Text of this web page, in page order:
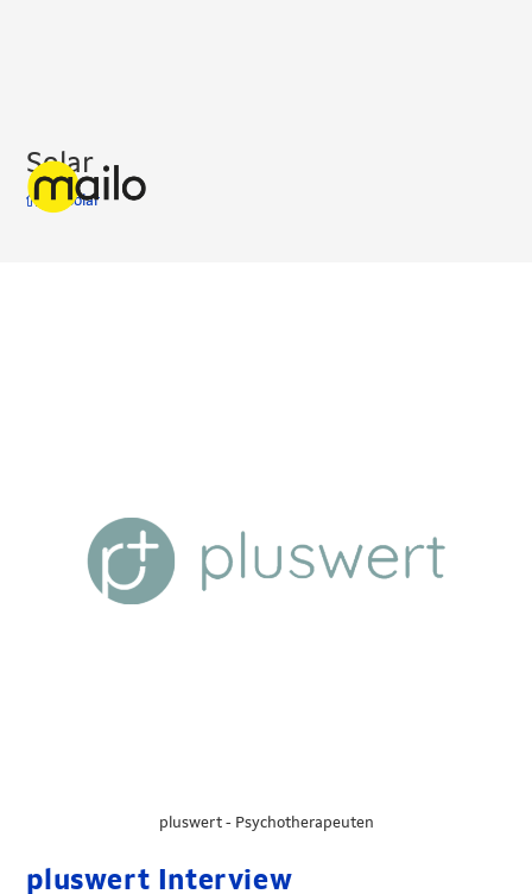
Solar
> Solar
pluswert - Psychotherapeuten
pluswert Interview